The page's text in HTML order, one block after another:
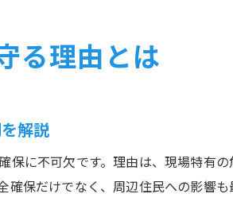
警備業務に求められる資格と研修
警備資格取得の必要性と現場
警備の資格がもたらす仕事
警備員に必要な法令知識と
る理由とは
解説
保に不可欠です。理由は、現場特有
保だけでなく、周辺住民への影響